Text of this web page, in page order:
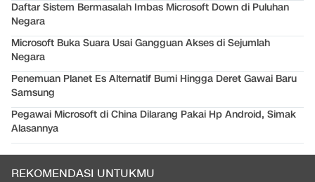
Daftar Sistem Bermasalah Imbas Microsoft Down di Puluhan
Negara
Microsoft Buka Suara Usai Gangguan Akses di Sejumlah
Negara
Penemuan Planet Es Alternatif Bumi Hingga Deret Gawai Baru
Samsung
Pegawai Microsoft di China Dilarang Pakai Hp Android, Simak
Alasannya
REKOMENDASI UNTUKMU